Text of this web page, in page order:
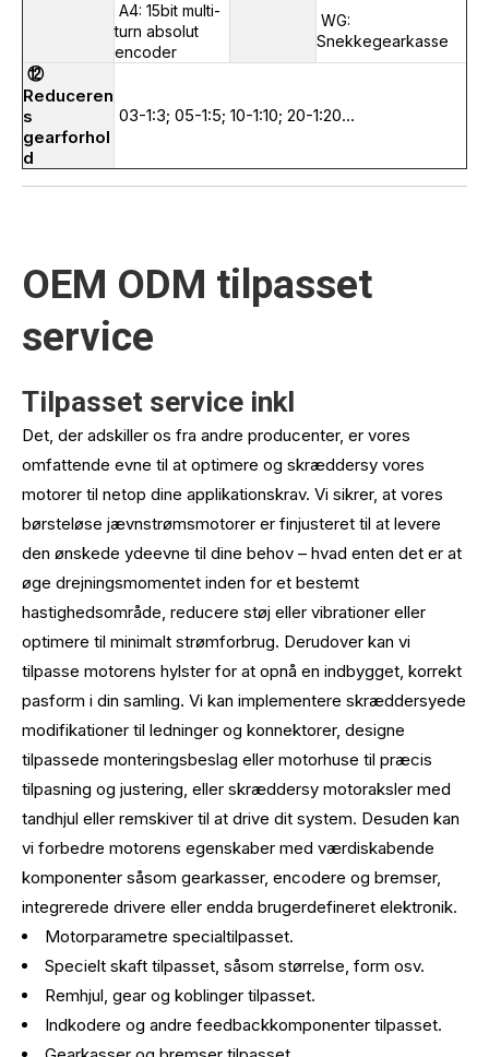
A4: 15bit multi-
turn absolut
encoder
WG:
Snekkegearkasse
⑫
Reduceren
s
gearforhol
d
03-1:3; 05-1:5; 10-1:10; 20-1:20...
OEM ODM tilpasset
service
Tilpasset service inkl
Det, der adskiller os fra andre producenter, er vores
omfattende evne til at optimere og skræddersy vores
motorer til netop dine applikationskrav. Vi sikrer, at vores
børsteløse jævnstrømsmotorer er finjusteret til at levere
den ønskede ydeevne til dine behov – hvad enten det er at
øge drejningsmomentet inden for et bestemt
hastighedsområde, reducere støj eller vibrationer eller
optimere til minimalt strømforbrug. Derudover kan vi
tilpasse motorens hylster for at opnå en indbygget, korrekt
pasform i din samling. Vi kan implementere skræddersyede
modifikationer til ledninger og konnektorer, designe
tilpassede monteringsbeslag eller motorhuse til præcis
tilpasning og justering, eller skræddersy motoraksler med
tandhjul eller remskiver til at drive dit system. Desuden kan
vi forbedre motorens egenskaber med værdiskabende
komponenter såsom gearkasser, encodere og bremser,
integrerede drivere eller endda brugerdefineret elektronik.
Motorparametre specialtilpasset.
Specielt skaft tilpasset, såsom størrelse, form osv.
Remhjul, gear og koblinger tilpasset.
Indkodere og andre feedbackkomponenter tilpasset.